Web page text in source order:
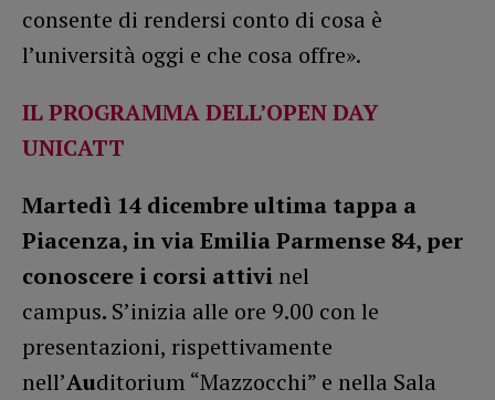
consente di rendersi conto di cosa è
l’università oggi e che cosa offre».
IL PROGRAMMA DELL’OPEN DAY
UNICATT
Martedì 14 dicembre ultima tappa a
Piacenza, in via Emilia Parmense 84, per
conoscere i corsi attivi nel
campus. S’inizia alle ore 9.00 con le
presentazioni, rispettivamente
nell’Auditorium “Mazzocchi” e nella Sala